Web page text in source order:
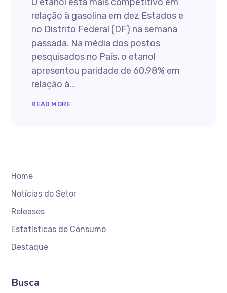
relação à gasolina em dez Estados e
no Distrito Federal (DF) na semana
passada. Na média dos postos
pesquisados no País, o etanol
apresentou paridade de 60,98% em
relação à...
READ MORE
Home
Notícias do Setor
Releases
Estatísticas de Consumo
Destaque
Busca